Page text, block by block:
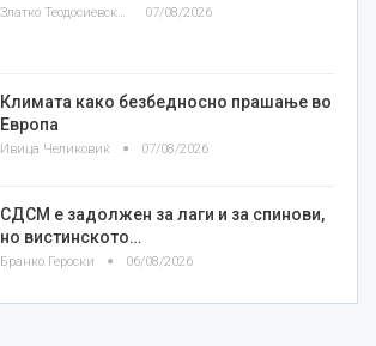
Златко Теодосиевски 07/08/2026
Климата како безбедносно прашање во
Европа
Ивица Челиковиќ 07/08/2026
СДСМ е задолжен за лаги и за спинови,
но вистинското…
Бранко Героски 06/08/2026